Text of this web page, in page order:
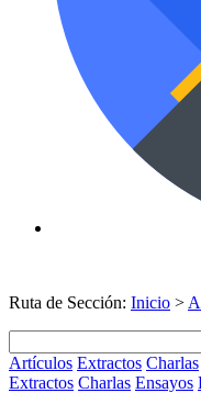
Ruta de Sección: Inicio >
Artículos Extractos Charlas
Extractos Charlas Ensayos